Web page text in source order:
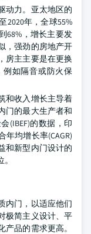
动力。亚太地区的
2020年，全球55%
68%，增长主要发
，强劲的房地产开
房主主要是在更换
例如隔音或防火保
和收入增长主导着
门的最大生产者和
(IBEF)的数据，印
年均增长率(CAGR)
和新型内门设计的
内门，以适应他们
极简主义设计、平
品的需求更高。